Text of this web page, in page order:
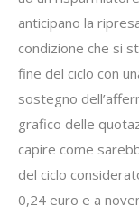
anticipano la
condizione che si
fine del ciclo con
sostegno
grafico delle
capire come
del ciclo
0,24 euro e a